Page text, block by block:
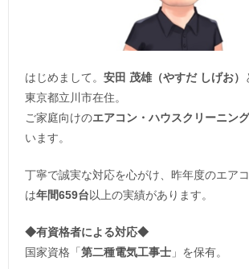
はじめまして。 安田 茂雄（やすだ しげお）
東京都立川市在住。
ご家庭向けのエアコン・ハウスクリーニング
います。
丁寧で誠実な対応を心がけ、昨年度のエア
は年間659台以上の実績があります。
◆有資格者による対応◆
国家資格「第二種電気工事士 」を保有。